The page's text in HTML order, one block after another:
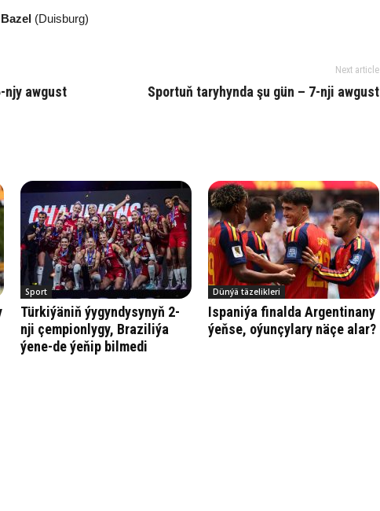
(Duisburg)
njy awgust
Next article
Sportuň taryhynda şu gün – 7-nji awgust
Sport
Türkiýäniň ýygyndysynyň 2-
nji çempionlygy, Braziliýa
ýene-de ýeňip bilmedi
Dünýä täzelikleri
Ispaniýa finalda Argentinany
ýeňse, oýunçylary näçe alar?